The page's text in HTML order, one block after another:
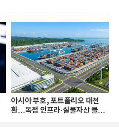
아시아 부호, 포트폴리오 대전
환…독점 인프라·실물자산 몰린